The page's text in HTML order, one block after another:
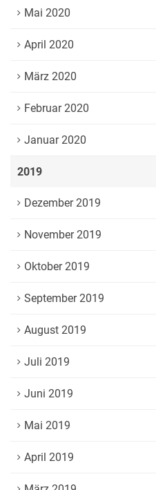
Mai 2020
April 2020
März 2020
Februar 2020
Januar 2020
2019
Dezember 2019
November 2019
Oktober 2019
September 2019
August 2019
Juli 2019
Juni 2019
Mai 2019
April 2019